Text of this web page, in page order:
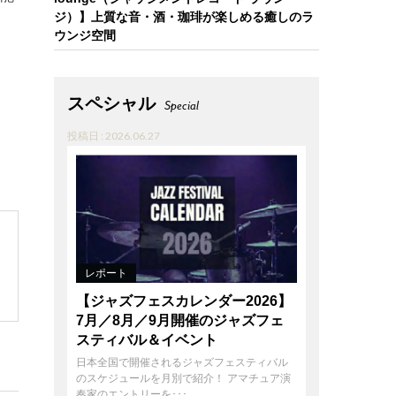
ジ）】上質な音・酒・珈琲が楽しめる癒しのラ
ウンジ空間
スペシャル Special
投稿日 : 2026.06.27
レポート
【ジャズフェスカレンダー2026】
7月／8月／9月開催のジャズフェ
スティバル＆イベント
日本全国で開催されるジャズフェスティバル
のスケジュールを月別で紹介！ アマチュア演